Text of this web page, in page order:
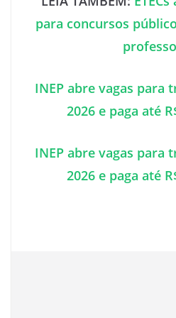
para concursos
INEP abre vagas para
2026 e paga até
INEP abre vagas para
2026 e paga até